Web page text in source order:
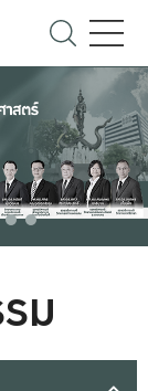
ม